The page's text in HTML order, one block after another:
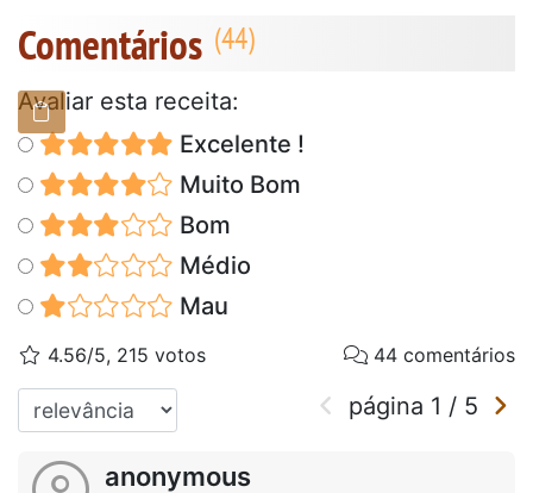
Comentários
Avaliar esta receita:
Excelente !
Muito Bom
Bom
Médio
Mau
4.56/5, 215 votos 44 comentários
página 1 / 5
anonymous